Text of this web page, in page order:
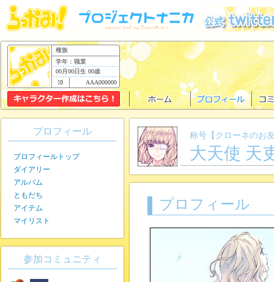
種族
学年：職業
00月00日生 00歳
AAA000000
称号【クローネのお
大天使 天
プロフィール
プロフィール
プロフィールトップ
ダイアリー
アルバム
ともだち
アイテム
マイリスト
参加コミュニティ